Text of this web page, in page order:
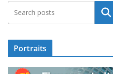
Portraits